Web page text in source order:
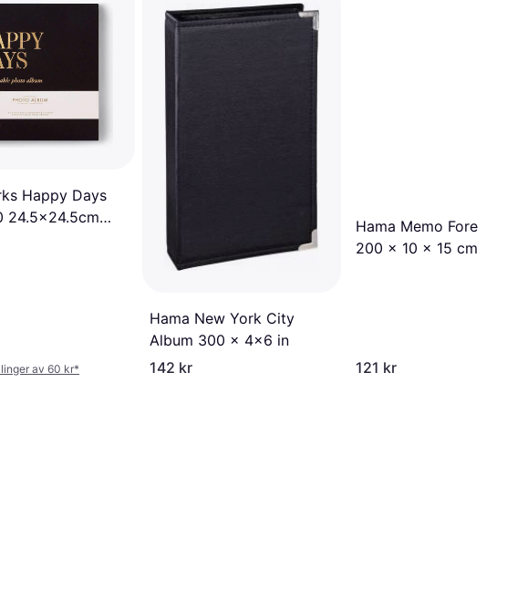
Happy Days
24.5x24.5cm
av 60 kr*
Hama New York City
Album 300 x 4x6 in
142 kr
Hama Memo Forest
200 x 10 x 15 cm
121 kr